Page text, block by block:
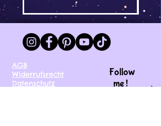
AGB
Widerrufsrecht
Datenschutz
Follow
me !